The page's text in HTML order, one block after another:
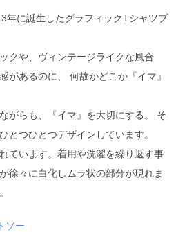
年に誕生したグラフィックTシャツブ
クや、ヴィンテージライクな風合
があるのに、 何故かどこか『イマ』
がらも、『イマ』を大切にする。 そ
とつひとつデザインしています。
ています。着用や洗濯を繰り返す事
徐々に白化しムラ状の部分が現れま
ソー